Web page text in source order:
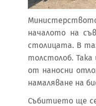
началото на
столицата. В
толстолоб.
от наносни
намаляване на
Събитието ще